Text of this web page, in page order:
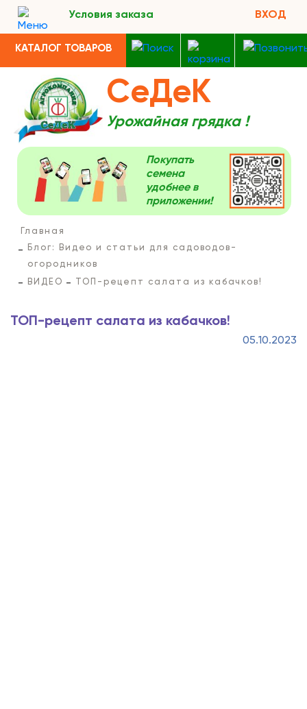
Условия заказа ВХОД
КАТАЛОГ ТОВАРОВ
СеДеК
Урожайная грядка !
Покупать
семена
удобнее в
приложении!
Главная
Блог: Видео и статьи для садоводов-
огородников
ВИДЕО
ТОП-рецепт салата из кабачков!
ТОП-рецепт салата из кабачков!
05.10.2023